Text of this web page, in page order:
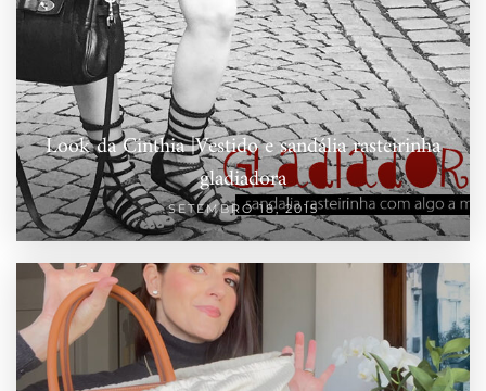
Look da Cinthia |Vestido e sandália rasteirinha
gladiadora
SETEMBRO 18, 2015